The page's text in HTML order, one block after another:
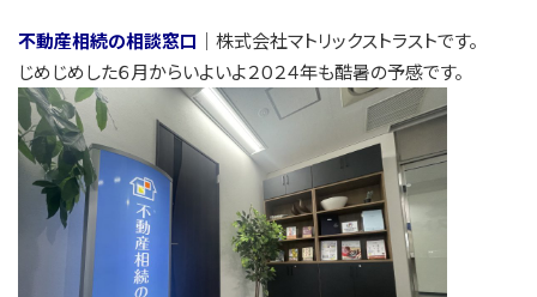
不動産相続の相談窓口 ｜株式会社マトリックストラストです。
じめじめした６月からいよいよ２０２４年も酷暑の予感です。